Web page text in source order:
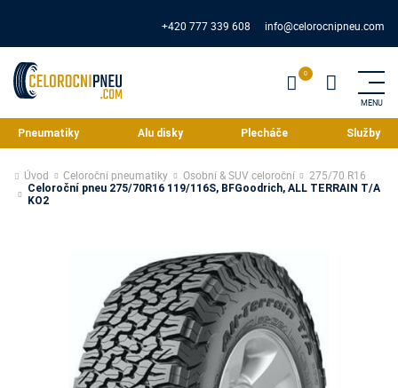
+420 777 339 608 info@celorocnipneu.com
Pneumatiky Alu disky Plecháče Služby
Úvod Celoroční pneumatiky Osobní & SUV celoroční 275/70 R16
Celoroční pneu 275/70R16 119/116S, BFGoodrich, ALL TERRAIN T/A
KO2